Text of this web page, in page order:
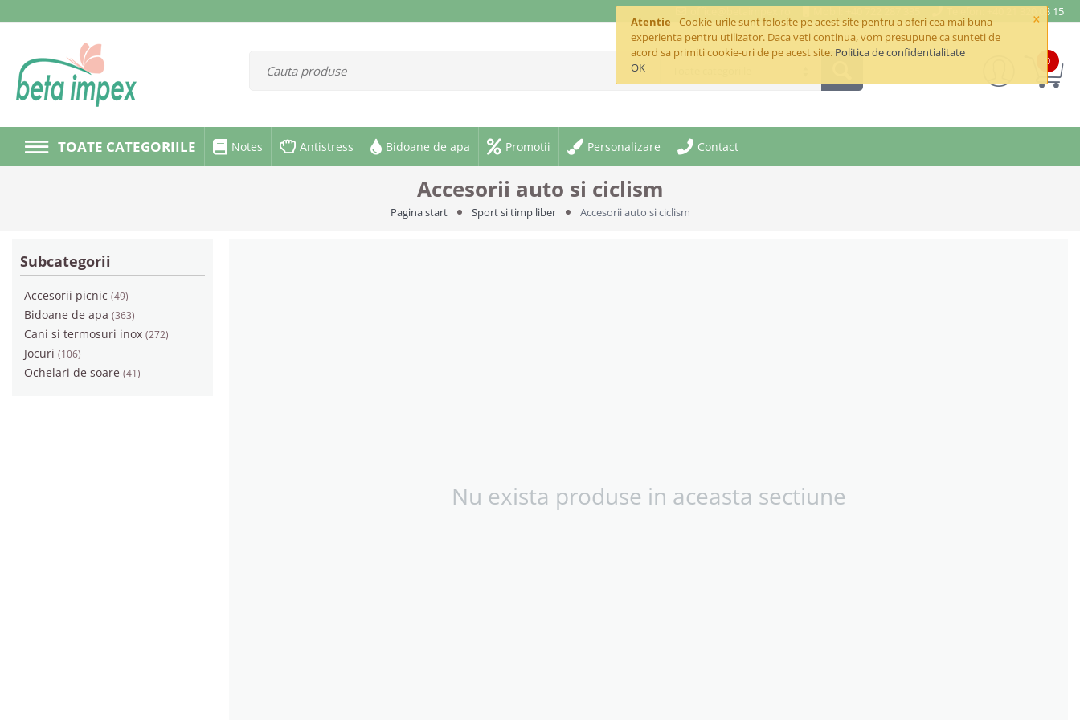
×
Atentie
Cookie-urile sunt folosite pe acest site pentru a oferi cea mai buna
experienta pentru utilizator. Daca veti continua, vom presupune ca sunteti de
acord sa primiti cookie-uri de pe acest site. Politica de confidentialitate
OK
office@betaimpex.ro Mobil: +40 722 287 335 Telefon: +40 21 320 03 15
0
TOATE CATEGORIILE Notes Antistress Bidoane de apa Promotii Personalizare Contact
Accesorii auto si ciclism
Pagina start Sport si timp liber Accesorii auto si ciclism
Subcategorii
Accesorii picnic (49)
Bidoane de apa (363)
Cani si termosuri inox (272)
Jocuri (106)
Ochelari de soare (41)
Nu exista produse in aceasta sectiune